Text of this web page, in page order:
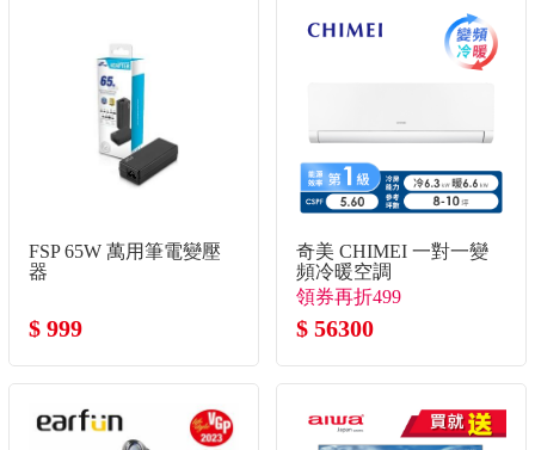
FSP 65W 萬用筆電變壓
器
$ 999
奇美 CHIMEI 一對一變
頻冷暖空調
領券再折499
$ 56300